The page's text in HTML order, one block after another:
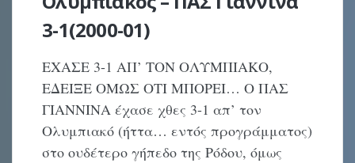
3-1(2000-01)
ΕΧΑΣΕ 3-1 ΑΠ’ ΤΟΝ ΟΛΥΜΠΙΑΚΟ,
ΕΔΕΙΞΕ ΟΜΩΣ ΟΤΙ ΜΠΟΡΕΙ… Ο ΠΑΣ
ΓΙΑΝΝΙΝΑ έχασε χθες 3-1 απ’ τον
Ολυμπιακό (ήττα… εντός προγράμματος)
στο ουδέτερο γήπεδο της Ρόδου, όμως